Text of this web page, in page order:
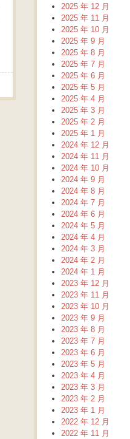
2025 年 12 月
2025 年 11 月
2025 年 10 月
2025 年 9 月
2025 年 8 月
2025 年 7 月
2025 年 6 月
2025 年 5 月
2025 年 4 月
2025 年 3 月
2025 年 2 月
2025 年 1 月
2024 年 12 月
2024 年 11 月
2024 年 10 月
2024 年 9 月
2024 年 8 月
2024 年 7 月
2024 年 6 月
2024 年 5 月
2024 年 4 月
2024 年 3 月
2024 年 2 月
2024 年 1 月
2023 年 12 月
2023 年 11 月
2023 年 10 月
2023 年 9 月
2023 年 8 月
2023 年 7 月
2023 年 6 月
2023 年 5 月
2023 年 4 月
2023 年 3 月
2023 年 2 月
2023 年 1 月
2022 年 12 月
2022 年 11 月